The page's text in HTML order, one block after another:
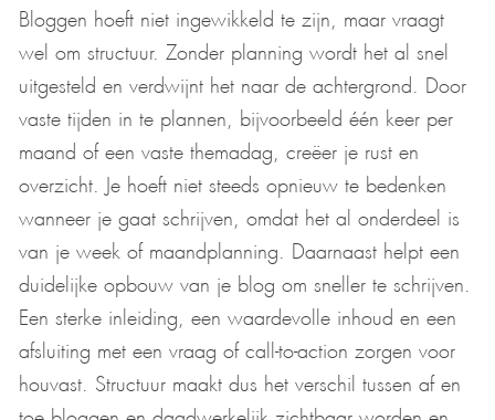
Bloggen hoeft niet ingewikkeld te zijn, maar vraagt
wel om structuur. Zonder planning wordt het al snel
uitgesteld en verdwijnt het naar de achtergrond. Door
vaste tijden in te plannen, bijvoorbeeld één keer per
maand of een vaste themadag, creëer je rust en
overzicht. Je hoeft niet steeds opnieuw te bedenken
wanneer je gaat schrijven, omdat het al onderdeel is
van je week of maandplanning. Daarnaast helpt een
duidelijke opbouw van je blog om sneller te schrijven.
Een sterke inleiding, een waardevolle inhoud en een
afsluiting met een vraag of call-to-action zorgen voor
houvast. Structuur maakt dus het verschil tussen af en
toe bloggen en daadwerkelijk zichtbaar worden en